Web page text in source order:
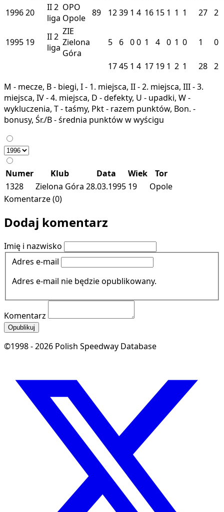
199620 II2
liga
OPO
Opole 89 1239 1 4 16 15 1 1 1 27 2
1995 19 II2
liga
ZIE
Zielona
Góra
5 6 00 1 4 0 1 0 1 0
1745 1 4 17 19 1 2 1 28 2
M - mecze, B - biegi, I - 1. miejsca, II - 2. miejsca, III - 3.
miejsca, IV - 4. miejsca, D - defekty, U - upadki, W -
wykluczenia, T - taśmy, Pkt - razem punktów, Bon. -
bonusy, Śr./B - średnia punktów w wyścigu
Numer Klub Data Wiek
Tor
1328
Zielona Góra 28.03.1995 19
Opole
Komentarze (0)
Dodaj komentarz
Imię i nazwisko
Adres e-mail
Adres e-mail nie będzie opublikowany.
Komentarz
Opublikuj
©1998 - 2026 Polish Speedway Database